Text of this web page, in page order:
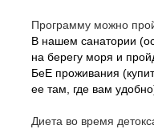
Программу можно
В нашем санатории
на берегу моря и
БеЕ проживания
ее там, где вам
Диета во время